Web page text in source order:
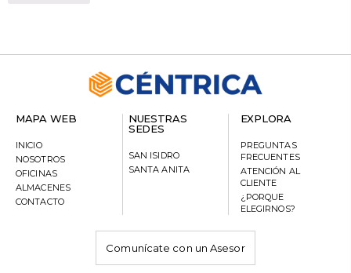
MAPA WEB
INICIO
NOSOTROS
OFICINAS
ALMACENES
CONTACTO
NUESTRAS
SEDES
SAN ISIDRO
SANTA ANITA
EXPLORA
PREGUNTAS
FRECUENTES
ATENCIÓN AL
CLIENTE
¿PORQUE
ELEGIRNOS?
Comunícate con un Asesor